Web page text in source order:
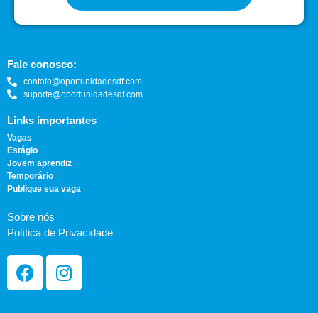
Fale conosco:
contato@oportunidadesdf.com
suporte@oportunidadesdf.com
Links importantes
Vagas
Estágio
Jovem aprendiz
Temporário
Publique sua vaga
Sobre nós
Política de Privacidade